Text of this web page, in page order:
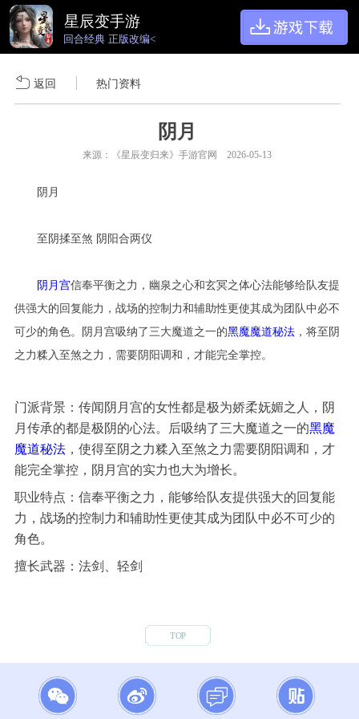
星辰变手游
回合经典 正版改编<
返回 热门资料
阴月
来源：《星辰变归来》手游官网 2026-05-13
阴月
至阴揉至煞 阴阳合两仪
阴月宫信奉平衡之力，幽泉之心和玄冥之体心法能够给队友提
供强大的回复能力，战场的控制力和辅助性更使其成为团队中必不
可少的角色。阴月宫吸纳了三大魔道之一的黑魔魔道秘法，将至阴
之力糅入至煞之力，需要阴阳调和，才能完全掌控。
门派背景：传闻阴月宫的女性都是极为娇柔妩媚之人，阴
月传承的都是极阴的心法。后吸纳了三大魔道之一的黑魔
魔道秘法，使得至阴之力糅入至煞之力需要阴阳调和，才
能完全掌控，阴月宫的实力也大为增长。
职业特点：信奉平衡之力，能够给队友提供强大的回复能
力，战场的控制力和辅助性更使其成为团队中必不可少的
角色。
擅长武器：法剑、轻剑
TOP